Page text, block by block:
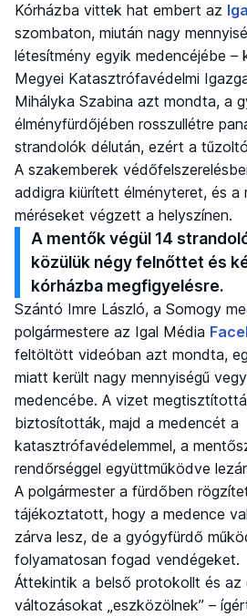
Kórházba vittek hat embert az
szombaton, miután nagy
létesítmény egyik medencéjébe –
Megyei Katasztrófavédelmi
Mihályka Szabina azt mondta, a
élményfürdőjében rosszullétre
strandolók délután, ezért a
A szakemberek
addigra kiürített élményteret, és a
méréseket végzett a helyszínen.
A mentők végül 14
közülük négy felnőttet és
kórházba megfigyelésre.
Szántó Imre László, a Somogy
polgármestere az Igal Média
feltöltött videóban azt mondta,
miatt került nagy mennyiségű
medencébe. A vizet
biztosították, majd a medencét a
katasztrófavédelemmel, a
rendőrséggel együttműködve
A polgármester a fürdőben
tájékoztatott, hogy a medence
zárva lesz, de a gyógyfürdő
folyamatosan fogad vendégeket.
Áttekintik a belső protokollt és az
változásokat „eszközölnek” –